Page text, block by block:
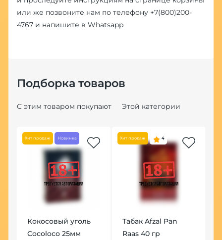
или же позвоните нам по телефону +7(800)200-
4767и напишите в Whatsapp
Подборка товаров
С этим товаром покупают Этой категории
Хит продаж Новинка
Кокосовый уголь
Cocoloco 25мм
Хит продаж 4
Табак Afzal Pan
Raas 40 гр